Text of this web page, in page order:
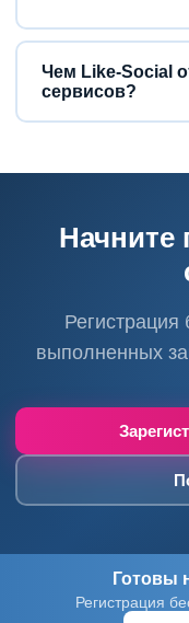
Чем Like-Social
сервисов?
Начните
выполненных
Готовы
Регистрация